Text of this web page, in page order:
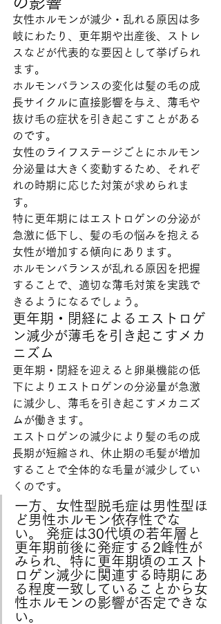
女性ホルモンが減少・乱れる原因は多
岐にわたり、更年期や出産後、ストレ
スなどが代表的な要因として挙げられ
ます。
ホルモンバランスの変化は髪の毛の成
長サイクルに直接影響を与え、薄毛や
抜け毛の症状を引き起こすことがある
のです。
女性のライフステージごとにホルモン
分泌量は大きく変動するため、それぞ
れの時期に応じた対策が求められま
す。
特に更年期にはエストロゲンの分泌が
急激に低下し、髪の毛の悩みを抱える
女性が増加する傾向にあります。
ホルモンバランスが乱れる原因を把握
することで、適切な薄毛対策を実践で
きるようになるでしょう。
更年期・閉経によるエストロゲ
ン減少が薄毛を引き起こすメカ
ニズム
更年期・閉経を迎えると卵巣機能の低
下によりエストロゲンの分泌量が急激
に減少し、薄毛を引き起こすメカニズ
ムが働きます。
エストロゲンの減少により髪の毛の成
長期が短縮され、休止期の毛髪が増加
することで全体的な毛量が減少してい
くのです。
一方、女性型脱毛症は男性型ほ
ど男性ホルモン依存性でな
い。 発症は30代頃の若年層と
更年期前後に発症する2峰性が
みられ、特に更年期頃のエスト
ロゲン減少に関連する時期にあ
る程度一致していることから女
性ホルモンの影響が否定できな
い。